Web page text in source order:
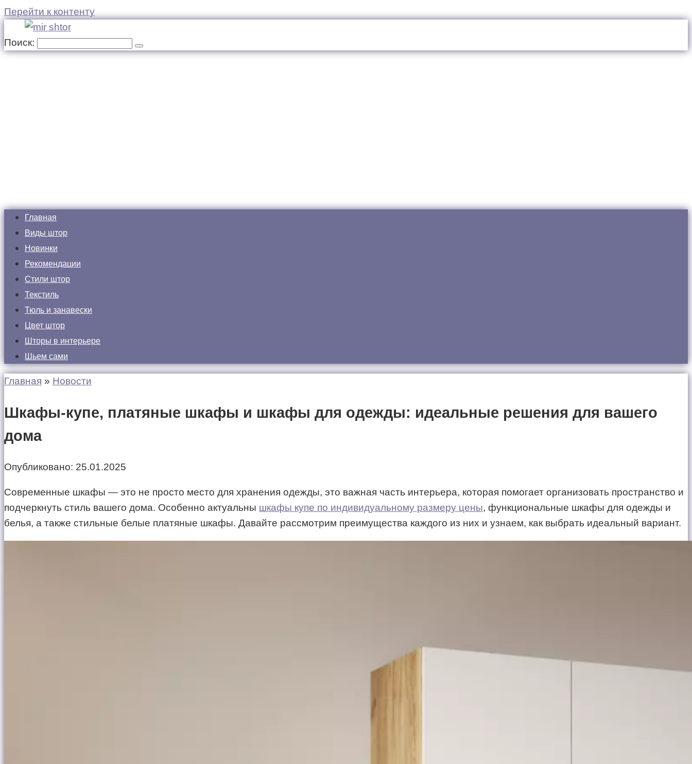
Перейти к контенту
Поиск:
Главная
Виды штор
Новинки
Рекомендации
Стили штор
Текстиль
Тюль и занавески
Цвет штор
Шторы в интерьере
Шьем сами
Главная » Новости
Шкафы-купе, платяные шкафы и шкафы для одежды: идеальные решения для вашего
дома
Опубликовано: 25.01.2025
Современные шкафы — это не просто место для хранения одежды, это важная часть интерьера, которая помогает организовать пространство и
подчеркнуть стиль вашего дома. Особенно актуальны шкафы купе по индивидуальному размеру цены, функциональные шкафы для одежды и
белья, а также стильные белые платяные шкафы. Давайте рассмотрим преимущества каждого из них и узнаем, как выбрать идеальный вариант.